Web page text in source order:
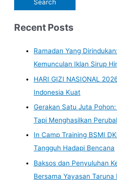
Recent Posts
Ramadan Yang
Kemunculan Iklan Sirup
HARI GIZI NASIONAL
Indonesia Kuat
Gerakan Satu Juta
Tapi Menghasilkan
In Camp Training BSMI
Tangguh Hadapi Bencana
Baksos dan Penyuluhan
Bersama Yayasan Taruna